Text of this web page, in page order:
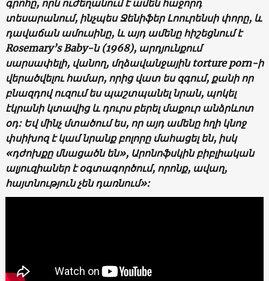
գրոհը, որն ուժեղանում է ամեն հաջորդ
տեսարանում, ինչպես Ջենիֆեր Լոուրենսի փորը, և
դավաճան ամուսինը, և այդ ամենը հիշեցնում է
Rosemary’s Baby-ն (1968), արդյունքում
սարսափելի, վանող, մղձավանջային torture porn-ի
վերածվելու համար, որից վատ ես զգում, քանի որ
բնազդով ուզում ես պաշտպանել նրան, պոկել
էկրանի կտավից և դուրս բերել մաքուր անձրևոտ
օդ: Եվ մինչ մտածում ես, որ այդ ամենը հղի կնոջ
փսիխոզ է կամ նրանք բոլորը մահացել են, իսկ
«դժոխքը մնացածն են», Արոնոֆսկին բիբլիական
ալյուզիաներ է օգտագործում, որոնք, ավաղ,
հայտնություն չեն դառնում»: